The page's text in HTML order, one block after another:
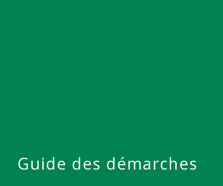
Guide des démarches